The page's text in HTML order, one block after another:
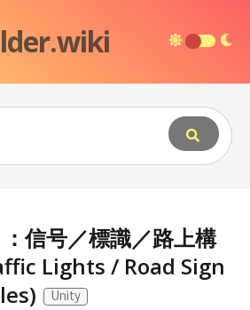
信号／標識／路上構
Lights / Road Sign
Unity